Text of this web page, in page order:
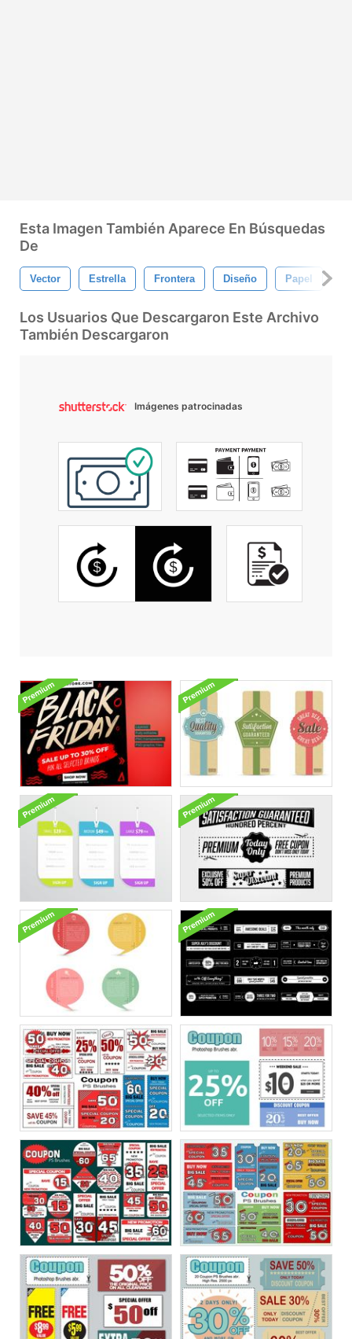
Esta Imagen También Aparece En Búsquedas
De
Vector Estrella Frontera Diseño Papel
Los Usuarios Que Descargaron Este Archivo
También Descargaron
Imágenes patrocinadas